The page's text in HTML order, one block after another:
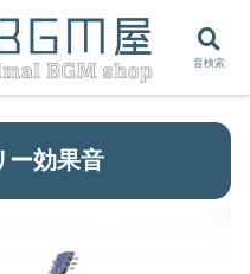
ー効果音
音検索